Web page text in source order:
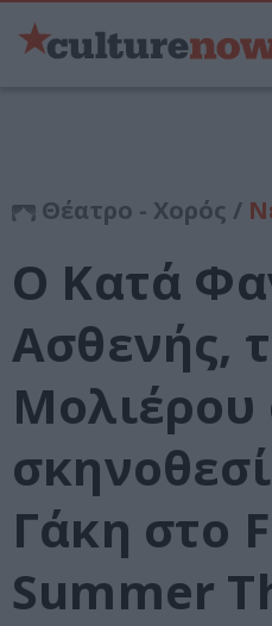
Θέατρο - Χορός /
Ο Κατά
Ασθενής,
Μολιέρου
Γάκη στο
Summer